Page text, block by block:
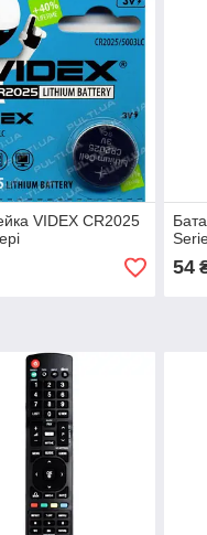
VIDEX CR2025
54